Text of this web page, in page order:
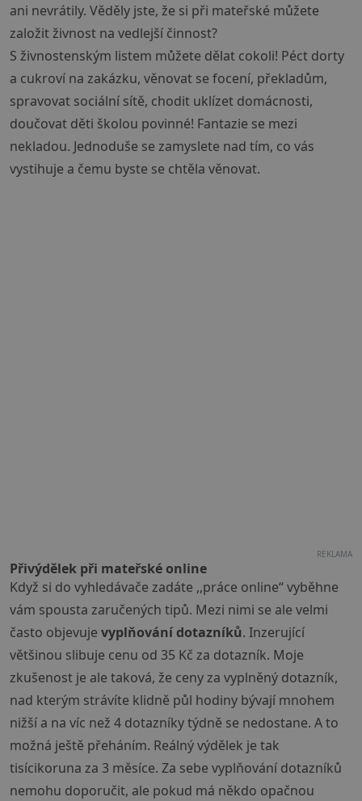
ani nevrátily. Věděly jste, že si při mateřské můžete
založit živnost na vedlejší činnost?
S živnostenským listem můžete dělat cokoli! Péct dorty
a cukroví na zakázku, věnovat se focení, překladům,
spravovat sociální sítě, chodit uklízet domácnosti,
doučovat děti školou povinné! Fantazie se mezi
nekladou. Jednoduše se zamyslete nad tím, co vás
vystihuje a čemu byste se chtěla věnovat.
REKLAMA
Přivýdělek při mateřské online
Když si do vyhledávače zadáte ,,práce online“ vyběhne
vám spousta zaručených tipů. Mezi nimi se ale velmi
často objevuje vyplňování dotazníků. Inzerující
většinou slibuje cenu od 35 Kč za dotazník. Moje
zkušenost je ale taková, že ceny za vyplněný dotazník,
nad kterým strávíte klidně půl hodiny bývají mnohem
nižší a na víc než 4 dotazníky týdně se nedostane. A to
možná ještě přeháním. Reálný výdělek je tak
tisícikoruna za 3 měsíce. Za sebe vyplňování dotazníků
nemohu doporučit, ale pokud má někdo opačnou